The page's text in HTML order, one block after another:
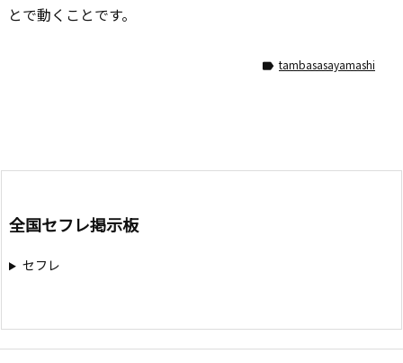
とで動くことです。
 tambasasayamashi
全国セフレ掲示板
セフレ